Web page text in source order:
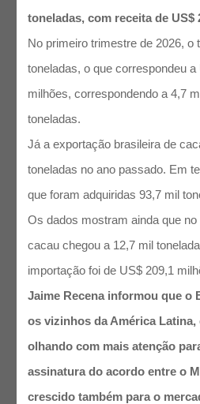
toneladas, com receita de US$
No primeiro trimestre de 2026, o
toneladas, o que correspondeu
milhões, correspondendo a 4,7
toneladas.
Já a exportação brasileira de
toneladas no ano passado. Em
que foram adquiridas 93,7 mil
Os dados mostram ainda que
cacau chegou a 12,7 mil
importação foi de US$ 209,1
Jaime Recena informou que o
os vizinhos da América
olhando com mais atenção
assinatura do acordo entre o
crescido também para o